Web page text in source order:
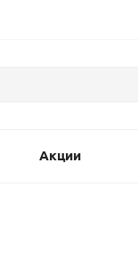
Акции